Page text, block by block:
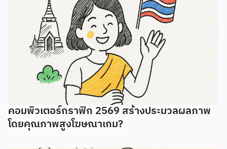
คอมพิวเตอร์กราฟิก 2569 สร้างประมวลผลภาพ
โดยคุณภาพสูงโฆษณาเกม?